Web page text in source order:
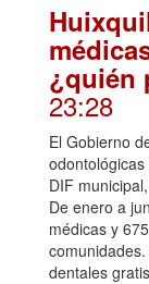
¿quién
23:28
El Gobierno
DIF
De enero a
médicas y
dentales